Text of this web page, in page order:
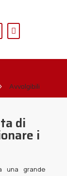
Avvolgibili
di
i
una grande